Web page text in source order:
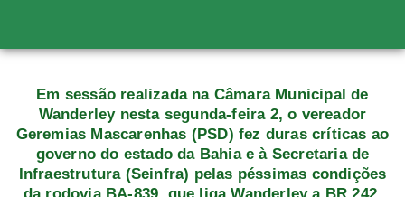
Em sessão realizada na Câmara Municipal de
Wanderley nesta segunda-feira 2, o vereador
Geremias Mascarenhas (PSD) fez duras críticas ao
governo do estado da Bahia e à Secretaria de
Infraestrutura (Seinfra) pelas péssimas condições